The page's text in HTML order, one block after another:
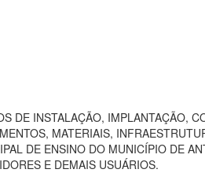
DE INSTALAÇÃO, IMPLANTAÇÃO,
MATERIAIS,
DE ENSINO DO MUNICÍPIO DE
E DEMAIS USUÁRIOS.